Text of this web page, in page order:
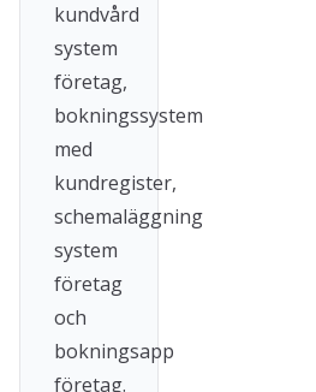
kundvård
system
företag,
bokningssystem
med
kundregister,
schemaläggning
system
företag
och
bokningsapp
företag.